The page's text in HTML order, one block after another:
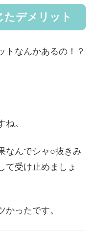
たデメリット
トなんかあるの！？
ね。
なんでシャ○抜きみ
て受け止めましょ
ったです。